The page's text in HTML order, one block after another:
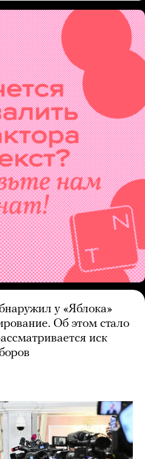
у «Яблока»
Об этом стало
иск